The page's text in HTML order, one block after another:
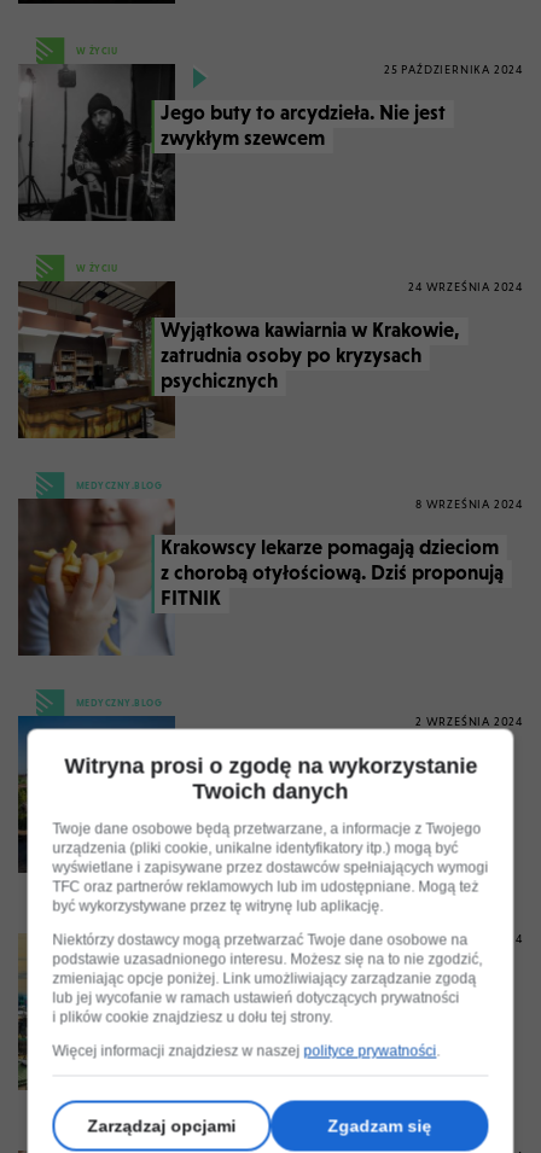
W ŻYCIU
25 PAŹDZIERNIKA 2024
Jego buty to arcydzieła. Nie jest
zwykłym szewcem
W ŻYCIU
24 WRZEŚNIA 2024
Wyjątkowa kawiarnia w Krakowie,
zatrudnia osoby po kryzysach
psychicznych
MEDYCZNY.BLOG
8 WRZEŚNIA 2024
Krakowscy lekarze pomagają dzieciom
z chorobą otyłościową. Dziś proponują
FITNIK
MEDYCZNY.BLOG
2 WRZEŚNIA 2024
Czy 10 tysięcy kroków dziennie chroni
przed rakiem piersi? Badania
22 SIERPNIA 2024
Mają najbardziej elitarny adres w kraju,
zazdrościmy
MEDYCZNY.BLOG
Witryna prosi o zgodę na wykorzystanie
Twoich danych
Twoje dane osobowe będą przetwarzane, a informacje z Twojego
urządzenia (pliki cookie, unikalne identyfikatory itp.) mogą być
wyświetlane i zapisywane przez dostawców spełniających wymogi
TFC oraz partnerów reklamowych lub im udostępniane. Mogą też
być wykorzystywane przez tę witrynę lub aplikację.
Niektórzy dostawcy mogą przetwarzać Twoje dane osobowe na
podstawie uzasadnionego interesu. Możesz się na to nie zgodzić,
zmieniając opcje poniżej. Link umożliwiający zarządzanie zgodą
lub jej wycofanie w ramach ustawień dotyczących prywatności
i plików cookie znajdziesz u dołu tej strony.
Więcej informacji znajdziesz w naszejpolityce prywatności.
Zarządzaj opcjami Zgadzam się